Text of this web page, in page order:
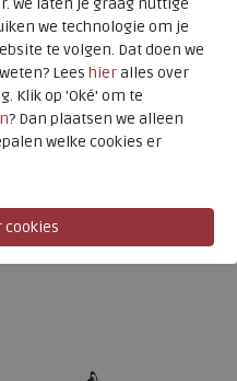
We laten je graag nuttige
we technologie om je
te volgen. Dat doen we
Lees hieralles over
Klik op 'Oké' om te
? Dan plaatsen we alleen
welke cookies er